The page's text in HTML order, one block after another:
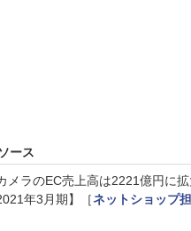
ース
メラのEC売上高は2221億円に
年3月期】［ネットショップ